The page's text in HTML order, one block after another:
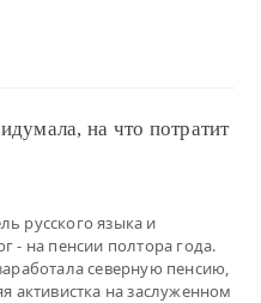
на что потратит
русского языка и
- на пенсии полтора года.
северную пенсию,
активистка на заслуженном